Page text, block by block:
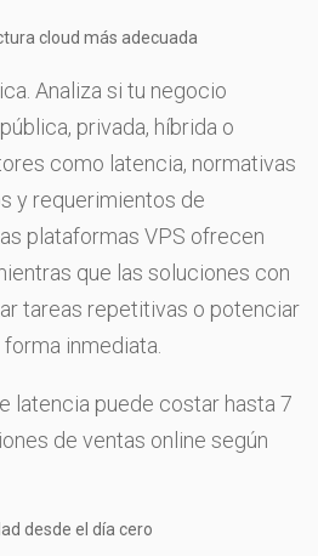
cloud más adecuada
Analiza si tu negocio
privada, híbrida o
como latencia, normativas
y requerimientos de
plataformas VPS ofrecen
que las soluciones con
tareas repetitivas o potenciar
inmediata.
latencia puede costar hasta 7
de ventas online según
desde el día cero